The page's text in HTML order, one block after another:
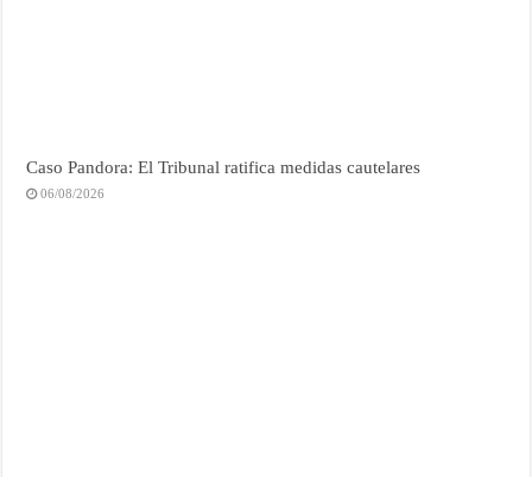
Caso Pandora: El Tribunal ratifica medidas cautelares
06/08/2026